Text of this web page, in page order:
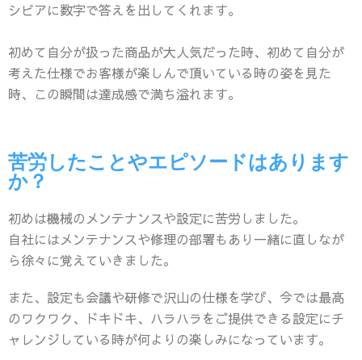
シビアに数字で答えを出してくれます。
初めて自分が扱った商品が大人気だった時、初めて自分が
考えた仕様でお客様が楽しんで頂いている時の姿を見た
時、この瞬間は達成感で満ち溢れます。
苦労したことやエピソードはあります
か？
初めは機械のメンテナンスや設定に苦労しました。
自社にはメンテナンスや修理の部署もあり一緒に直しなが
ら徐々に覚えていきました。
また、設定も会議や研修で沢山の仕様を学び、今では最高
のワクワク、ドキドキ、ハラハラをご提供できる設定にチ
ャレンジしている時が何よりの楽しみになっています。